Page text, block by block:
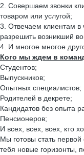
2. Совершаем звонки
товаром или услугой;
3. Отвечаем клиентам в
разрешить возникший
4. И многое многое
Кого мы ждем в
Студентов;
Выпускников;
Опытных специалистов;
Родителей в декрете;
Кандидатов без опыта
Пенсионеров;
И всех, всех, всех, кто
Мы готовы стать первой
тебя новые горизонты,